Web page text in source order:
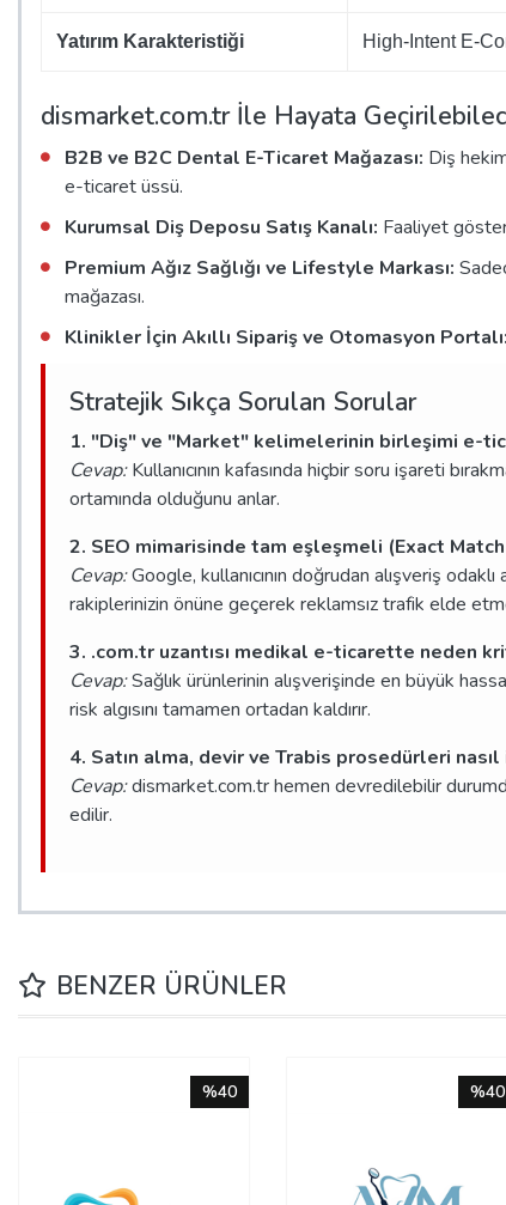
Yatırım Karakteristiği High-Intent E-
dismarket.com.tr İle Hayata
B2B ve B2C Dental E-Ticaret Mağazası: Diş
e-ticaret üssü.
Kurumsal Diş Deposu Satış Kanalı: Faaliyet
Premium Ağız Sağlığı ve Lifestyle Markası:
mağazası.
Klinikler İçin Akıllı Sipariş ve Otomasyon Portalı:
Stratejik Sıkça Sorulan Sorular
1. "Diş" ve "Market" kelimelerinin birleşimi e-
Cevap:Kullanıcının kafasında hiçbir soru işareti
ortamında olduğunu anlar.
2. SEO mimarisinde tam eşleşmeli (Exact
Cevap:Google, kullanıcının doğrudan alışveriş
rakiplerinizin önüne geçerek reklamsız trafik elde
3. .com.tr uzantısı medikal e-ticarette neden
Cevap:Sağlık ürünlerinin alışverişinde en büyük
risk algısını tamamen ortadan kaldırır.
4. Satın alma, devir ve Trabis prosedürleri
Cevap:dismarket.com.tr hemen devredilebilir
edilir.
BENZER ÜRÜNLER
%40 %40